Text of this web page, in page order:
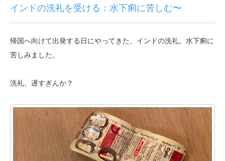
インドの洗礼を受ける：水下痢に苦しむ〜
帰国へ向けて出発する日にやってきた、インドの洗礼。水下痢に
苦しみました。
洗礼、遅すぎんか？